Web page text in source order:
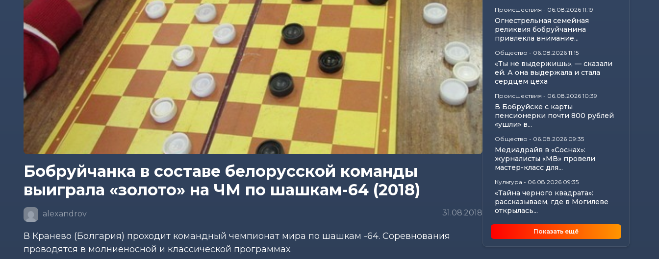
Бобруйчанка в составе белорусской команды
выиграла «золото» на ЧМ по шашкам-64 (2018)
alexandrov 31.08.2018
В Кранево (Болгария) проходит командный чемпионат мира по шашкам -64. Соревнования
проводятся в молниеносной и классической программах.
Происшествия - 06.08.2026 11:19
Огнестрельная семейная
реликвия бобруйчанина
привлекла внимание...
Общество - 06.08.2026 11:15
«Ты не выдержишь», — сказали
ей. А она выдержала и стала
сердцем цеха
Происшествия - 06.08.2026 10:39
В Бобруйске с карты
пенсионерки почти 800 рублей
«ушли» в...
Общество - 06.08.2026 09:35
Медиадрайв в «Соснах»:
журналисты «МВ» провели
мастер-класс для...
Культура - 06.08.2026 09:35
«Тайна черного квадрата»:
рассказываем, где в Могилеве
открылась...
Общество -06.08.2026 09:08
Узнали, на что обратить
внимание охранным
Показать ещё